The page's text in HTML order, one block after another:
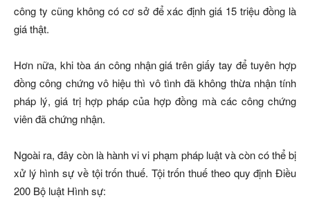
công ty cũng không có cơ sở để xác định giá 15 triệu đồng là
giá thật.
Hơn nữa, khi tòa án công nhận giá trên giấy tay để tuyên hợp
đồng công chứng vô hiệu thì vô tình đã không thừa nhận tính
pháp lý, giá trị hợp pháp của hợp đồng mà các công chứng
viên đã chứng nhận.
Ngoài ra, đây còn là hành vi vi phạm pháp luật và còn có thể bị
xử lý hình sự về tội trốn thuế. Tội trốn thuế theo quy định Điều
200 Bộ luật Hình sự: